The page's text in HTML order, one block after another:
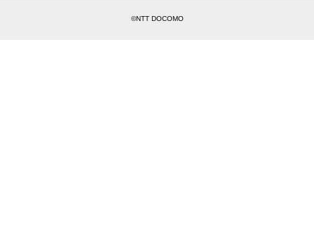
©NTT DOCOMO